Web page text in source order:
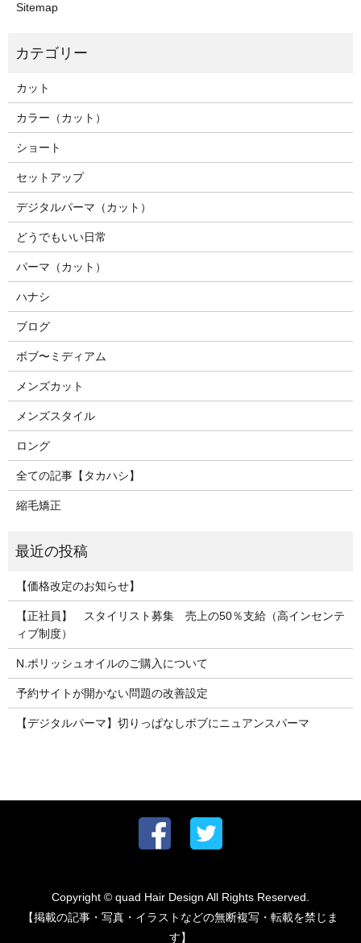
Sitemap
カット
カラー（カット）
ショート
セットアップ
デジタルパーマ（カット）
どうでもいい日常
パーマ（カット）
ハナシ
ブログ
ボブ〜ミディアム
メンズカット
メンズスタイル
ロング
全ての記事【タカハシ】
縮毛矯正
【価格改定のお知らせ】
【正社員】 スタイリスト募集 売上の50％支給（高インセンテ
ィブ制度）
N.ポリッシュオイルのご購入について
予約サイトが開かない問題の改善設定
【デジタルパーマ】切りっぱなしボブにニュアンスパーマ
Copyright © quad Hair Design All Rights Reserved.
【掲載の記事・写真・イラストなどの無断複写・転載を禁じま
す】